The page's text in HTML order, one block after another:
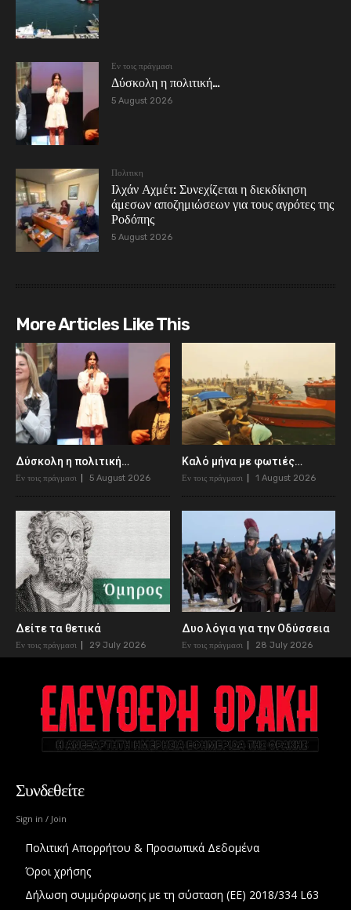
Εν τοις πράγμασι
Δύσκολη η πολιτική…
5 August 2026
Πολιτικη
Ιλχάν Αχμέτ: Συνεχίζεται η διεκδίκηση
άμεσων αποζημιώσεων για τους αγρότες της
Ροδόπης
5 August 2026
More Articles Like This
Δύσκολη η πολιτική…
Εν τοις πράγμασι 5 August 2026
Καλό μήνα με φωτιές…
Εν τοις πράγμασι 1 August 2026
Δείτε τα θετικά
Εν τοις πράγμασι 29 July 2026
Δυο λόγια για την Οδύσσεια
Εν τοις πράγμασι 28 July 2026
Συνδεθείτε
Sign in / Join
Πολιτική Απορρήτου & Προσωπικά Δεδομένα
Όροι χρήσης
Δήλωση συμμόρφωσης με τη σύσταση (ΕΕ) 2018/334 L63